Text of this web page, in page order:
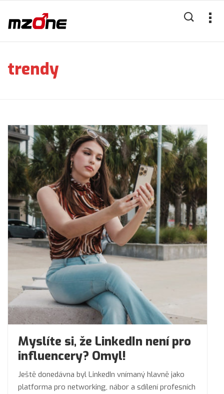
trendy
Myslíte si, že LinkedIn není pro
influencery? Omyl!
Ještě donedávna byl LinkedIn vnímaný hlavně jako
platforma pro networking, nábor a sdílení profesních